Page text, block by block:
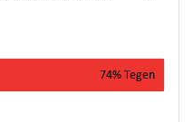
74% Tegen